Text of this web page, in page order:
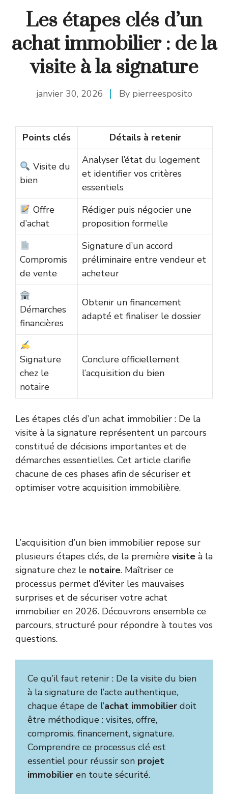
Les étapes clés d’un
achat immobilier : de la
visite à la signature
janvier 30, 2026 By pierreesposito
Points clés Détails à retenir
Visite du
bien
Analyser l’état du logement
et identifier vos critères
essentiels
Offre
d’achat
Rédiger puis négocier une
proposition formelle
Compromis
de vente
Signature d’un accord
préliminaire entre vendeur et
acheteur
Démarches
financières
Obtenir un financement
adapté et finaliser le dossier
Signature
chez le
notaire
Conclure officiellement
l’acquisition du bien
Les étapes clés d’un achat immobilier : De la
visite à la signature représentent un parcours
constitué de décisions importantes et de
démarches essentielles. Cet article clarifie
chacune de ces phases afin de sécuriser et
optimiser votre acquisition immobilière.
L’acquisition d’un bien immobilier repose sur
plusieurs étapes clés, de la première visite à la
signature chez le notaire. Maîtriser ce
processus permet d’éviter les mauvaises
surprises et de sécuriser votre achat
immobilier en 2026. Découvrons ensemble ce
parcours, structuré pour répondre à toutes vos
questions.
Ce qu’il faut retenir : De la visite du bien
à la signature de l’acte authentique,
chaque étape de l’achat immobilier doit
être méthodique : visites, offre,
compromis, financement, signature.
Comprendre ce processus clé est
essentiel pour réussir son projet
immobilier en toute sécurité.